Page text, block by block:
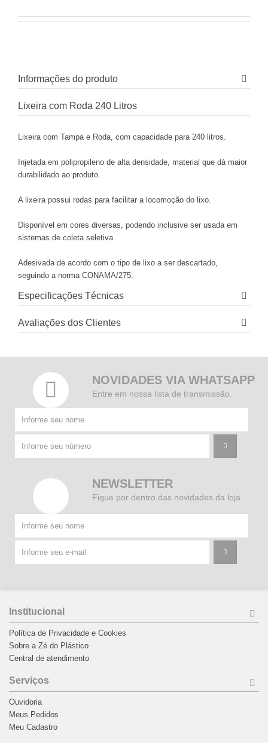
Informações do produto
Lixeira com Roda 240 Litros
Lixeira com Tampa e Roda, com capacidade para 240 litros.
Injetada em polipropileno de alta densidade, material que dá maior
durabilidado ao produto.
A lixeira possui rodas para facilitar a locomoção do lixo.
Disponível em cores diversas, podendo inclusive ser usada em
sistemas de coleta seletiva.
Adesivada de acordo com o tipo de lixo a ser descartado,
seguindo a norma CONAMA/275.
Especificações Técnicas
Avaliações dos Clientes
NOVIDADES VIA WHATSAPP
Entre em nossa lista de transmissão.
NEWSLETTER
Fique por dentro das novidades da loja.
Institucional
Política de Privacidade e Cookies
Sobre a Zé do Plástico
Central de atendimento
Serviços
Ouvidoria
Meus Pedidos
Meu Cadastro